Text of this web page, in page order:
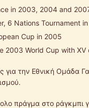
in 2003, 2004 and
6 Nations Tournament
Cup in 2005
2003 World Cup with XV
για την Εθνική Ομάδα
πράγμα στο ράγκμπι